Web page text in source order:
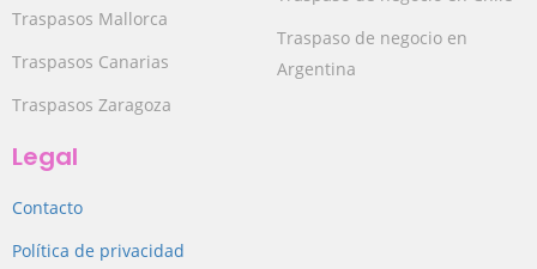
Traspasos Mallorca
Traspasos Canarias
Traspasos Zaragoza
Traspaso de negocio en
Argentina
Legal
Contacto
Política de privacidad